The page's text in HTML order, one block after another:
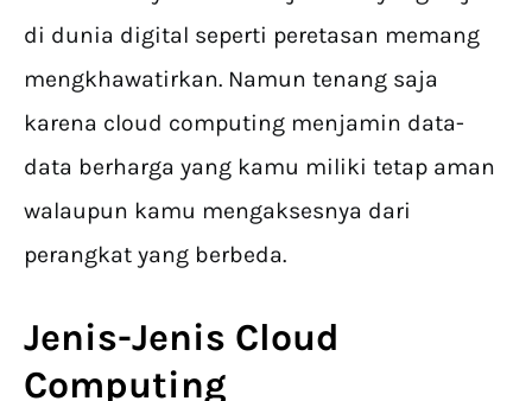
di dunia digital seperti peretasan memang
mengkhawatirkan. Namun tenang saja
karena cloud computing menjamin data-
data berharga yang kamu miliki tetap aman
walaupun kamu mengaksesnya dari
perangkat yang berbeda.
Jenis-Jenis Cloud
Computing